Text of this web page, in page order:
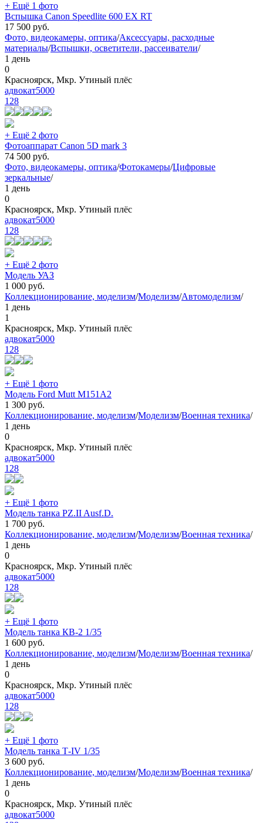
+ Ещё 1 фото
Вспышка Canon Speedlite 600 EX RT
17 500 руб.
Фото, видеокамеры, оптика/Аксессуары, расходные
материалы/Вспышки, осветители, рассеиватели/
1 день
0
Красноярск, Мкр. Утиный плёс
адвокат5000
128
+ Ещё 2 фото
Фотоаппарат Canon 5D mark 3
74 500 руб.
Фото, видеокамеры, оптика/Фотокамеры/Цифровые
зеркальные/
1 день
0
Красноярск, Мкр. Утиный плёс
адвокат5000
128
+ Ещё 2 фото
Модель УАЗ
1 000 руб.
Коллекционирование, моделизм/Моделизм/Автомоделизм/
1 день
1
Красноярск, Мкр. Утиный плёс
адвокат5000
128
+ Ещё 1 фото
Модель Ford Mutt М151А2
1 300 руб.
Коллекционирование, моделизм/Моделизм/Военная техника/
1 день
0
Красноярск, Мкр. Утиный плёс
адвокат5000
128
+ Ещё 1 фото
Модель танка PZ.II Ausf.D.
1 700 руб.
Коллекционирование, моделизм/Моделизм/Военная техника/
1 день
0
Красноярск, Мкр. Утиный плёс
адвокат5000
128
+ Ещё 1 фото
Модель танка КВ-2 1/35
1 600 руб.
Коллекционирование, моделизм/Моделизм/Военная техника/
1 день
0
Красноярск, Мкр. Утиный плёс
адвокат5000
128
+ Ещё 1 фото
Модель танка Т-IV 1/35
3 600 руб.
Коллекционирование, моделизм/Моделизм/Военная техника/
1 день
0
Красноярск, Мкр. Утиный плёс
адвокат5000